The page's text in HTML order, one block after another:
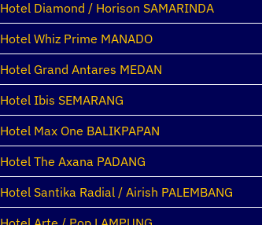
Hotel Diamond / Horison SAMARINDA
Hotel Whiz Prime MANADO
Hotel Grand Antares MEDAN
Hotel Ibis SEMARANG
Hotel Max One BALIKPAPAN
Hotel The Axana PADANG
Hotel Santika Radial / Airish PALEMBANG